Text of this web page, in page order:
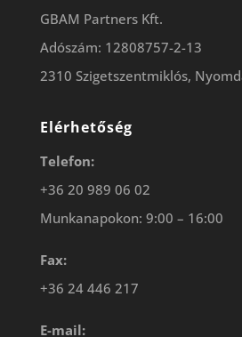
GBAM Partners Kft.
Adószám: 12808757-2-13
2310 Szigetszentmiklós,
Elérhetőség
Telefon:
+36 20 989 06 02
Munkanapokon: 9:00 – 16:00
Fax:
+36 24 446 217
E-mail: